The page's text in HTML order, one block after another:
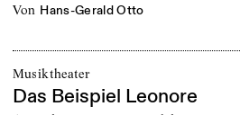
von Hans-Gerald Otto
Musiktheater
Das Beispiel Leonore